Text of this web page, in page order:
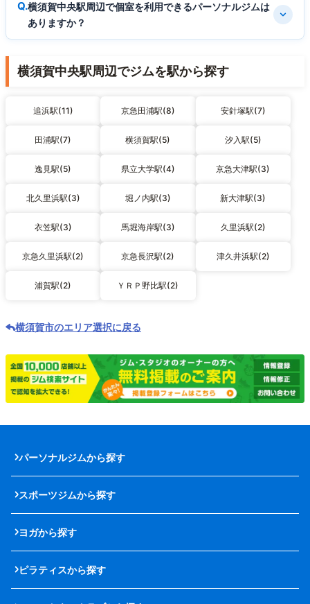
横須賀中央駅周辺で個室を利用できるパーソナルジムは
ありますか？
横須賀中央駅周辺でジムを駅から探す
追浜駅(11) 京急田浦駅(8) 安針塚駅(7)
田浦駅(7) 横須賀駅(5) 汐入駅(5)
逸見駅(5) 県立大学駅(4) 京急大津駅(3)
北久里浜駅(3) 堀ノ内駅(3) 新大津駅(3)
衣笠駅(3) 馬堀海岸駅(3) 久里浜駅(2)
京急久里浜駅(2) 京急長沢駅(2) 津久井浜駅(2)
浦賀駅(2) ＹＲＰ野比駅(2)
横須賀市のエリア選択に戻る
パーソナルジムから探す
スポーツジムから探す
ヨガから探す
ピラティスから探す